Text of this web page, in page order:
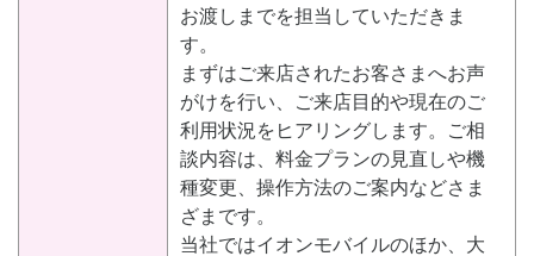
お渡しまでを担当していただきま
す。
まずはご来店されたお客さまへお声
がけを行い、ご来店目的や現在のご
利用状況をヒアリングします。ご相
談内容は、料金プランの見直しや機
種変更、操作方法のご案内などさま
ざまです。
当社ではイオンモバイルのほか、大